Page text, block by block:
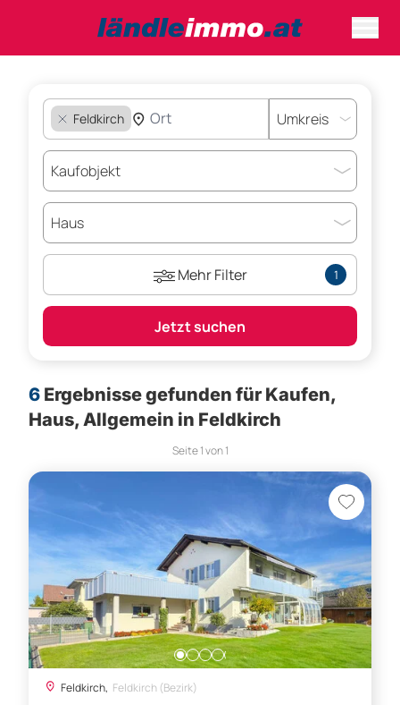
Feldkirch
Mehr Filter 1
Jetzt suchen
6 Ergebnisse gefunden für Kaufen,
Haus, Allgemein in Feldkirch
Seite1von1
Feldkirch, Feldkirch (Bezirk)